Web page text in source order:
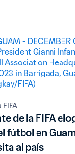
FIFA
de la FIFA
fútbol en
al país